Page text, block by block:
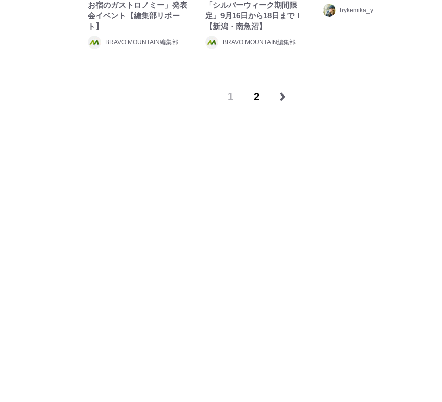
お宿のガストロノミー」発表
会イベント【編集部リポー
ト】
BRAVO MOUNTAIN編集部
「シルバーウィーク期間限
定」9月16日から18日まで！
【新潟・南魚沼】
BRAVO MOUNTAIN編集部
hykemika_y
1 2